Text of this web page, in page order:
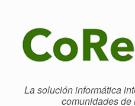
contenido
La solución informática
comunidades de